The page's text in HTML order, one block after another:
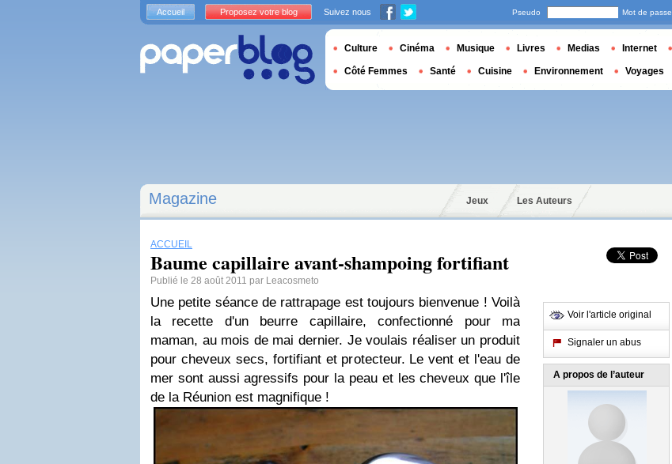
Magazine Jeux Les Auteurs
ACCUEIL
Baume capillaire avant-shampoing fortifiant
Publié le 28 août 2011 par Leacosmeto
Une petite séance de rattrapage est toujours bienvenue ! Voilà
la recette d'un beurre capillaire, confectionné pour ma
maman, au mois de mai dernier. Je voulais réaliser un produit
pour cheveux secs, fortifiant et protecteur. Le vent et l'eau de
mer sont aussi agressifs pour la peau et les cheveux que l'île
de la Réunion est magnifique !
Voir l'article original
Signaler un abus
A propos de l’auteur
Accueil Proposez votre blog Suivez nous Pseudo Mot de passe
Culture Cinéma Musique Livres Medias Internet
Côté Femmes Santé Cuisine Environnement Voyages